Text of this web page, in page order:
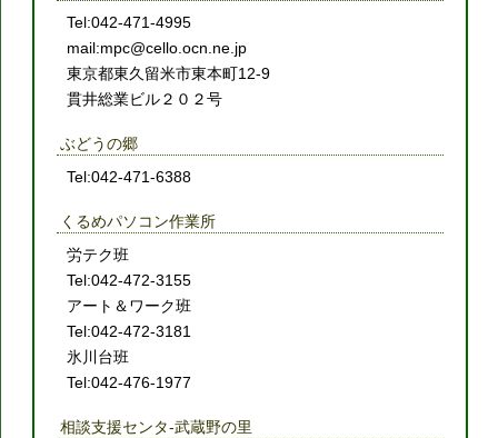
Tel:042-471-4995
mail:mpc@cello.ocn.ne.jp
東京都東久留米市東本町12-9
貫井総業ビル２０２号
ぶどうの郷
Tel:042-471-6388
くるめパソコン作業所
労テク班
Tel:042-472-3155
アート＆ワーク班
Tel:042-472-3181
氷川台班
Tel:042-476-1977
相談支援センタ-武蔵野の里